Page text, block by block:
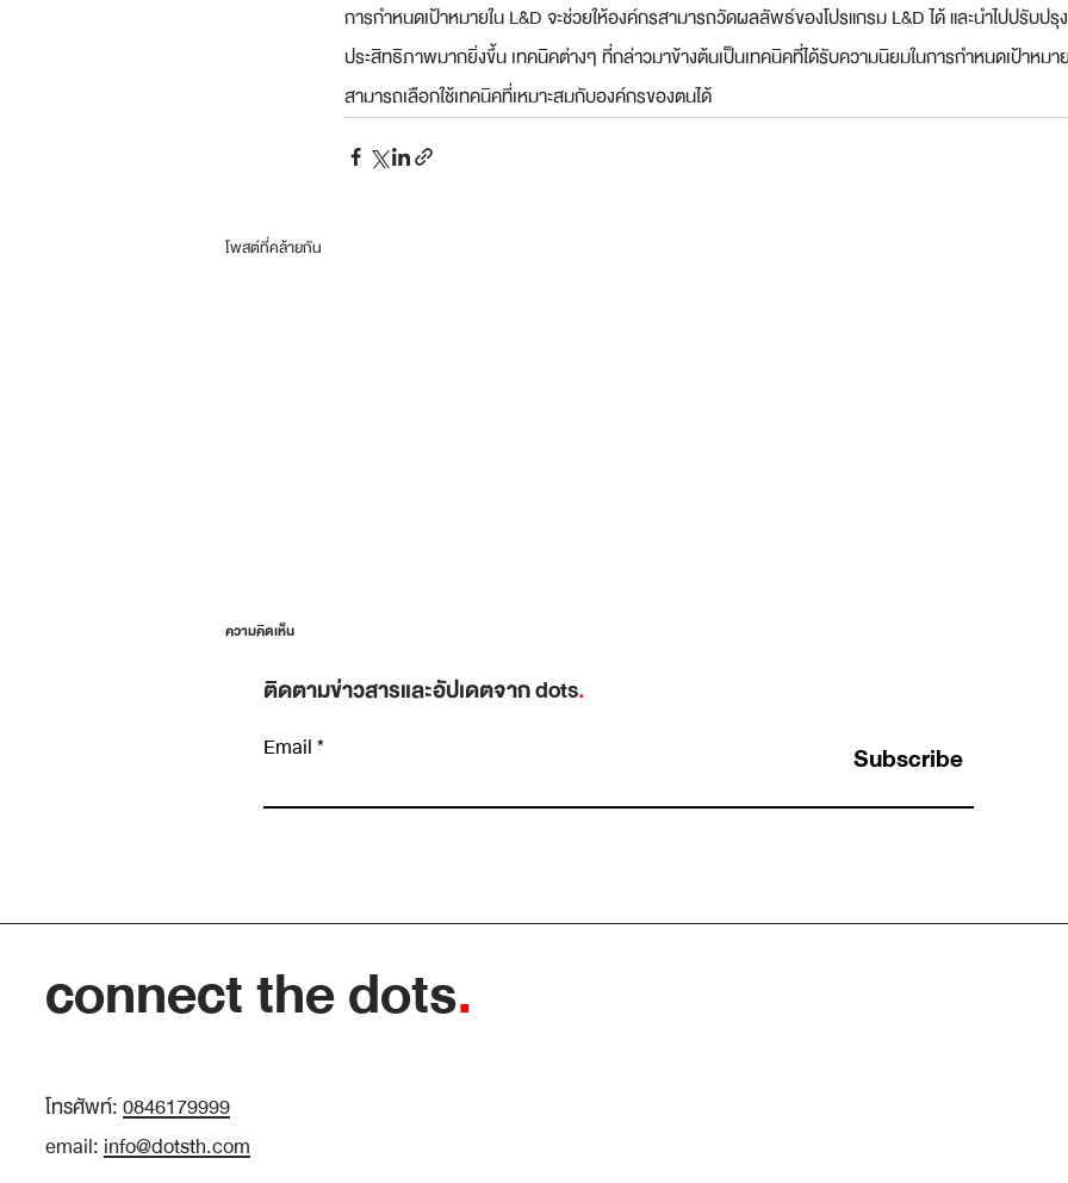
การกำหนดเป้าหมายใน L&D จะช่วยให้องค์กรสามารถวัดผลลัพธ์ของโปรแกรม L&D ได้ และนำไปปรับปรุ
ประสิทธิภาพมากยิ่งขึ้น เทคนิคต่างๆ ที่กล่าวมาข้างต้นเป็นเทคนิคที่ได้รับความนิยมในการกำหนดเป้าหมา
สามารถเลือกใช้เทคนิคที่เหมาะสมกับองค์กรของตนได้
โพสต์ที่คล้ายกัน
ความคิดเห็น
เขียนความคิดเห็น…
ติดตามข่าวสารและอัปเดตจาก dots.
Email Subscribe
connect the dots.
โทรศัพท์:0846179999
email:info@dotsth.com